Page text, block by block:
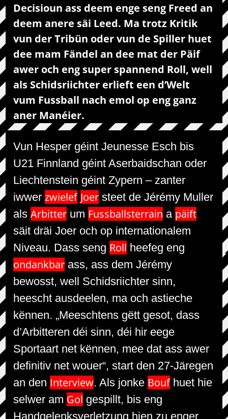
Decisioun ass deem enge seng Freed an
deem anere säi Leed. Ma trotz Kritik
vun der Tribün oder vun de Spiller huet
dee mam Fändel an dee mat der Päif
awer och eng super spannend Roll, well
als Schidsriichter erlieft een d’Welt
vum Fussball nach emol op eng ganz
aner Manéier.
Vun Hesper géint Jeunesse Esch bis
U21 Finnland géint Aserbaidschan oder
Liechtenstein géint Zypern – zanter
iwwerzwielef Joer steet de Jérémy Muller
alsArbitter um Fussballsterrain a päift
säit dräi Joer och op internationalem
Niveau. Dass seng Roll heefeg eng
ondankbar ass, ass dem Jérémy
bewosst, well Schidsriichter sinn,
heescht ausdeelen, ma och astieche
kënnen. „Meeschtens gëtt gesot, dass
d’Arbitteren déi sinn, déi hir eege
Sportaart net kënnen, mee dat ass awer
definitiv net wouer“, start den 27-Järegen
an den Interview. Als jonke Boufhuet hie
selwer am Gol gespillt, bis eng
Handgelenksverletzung hien zu enger